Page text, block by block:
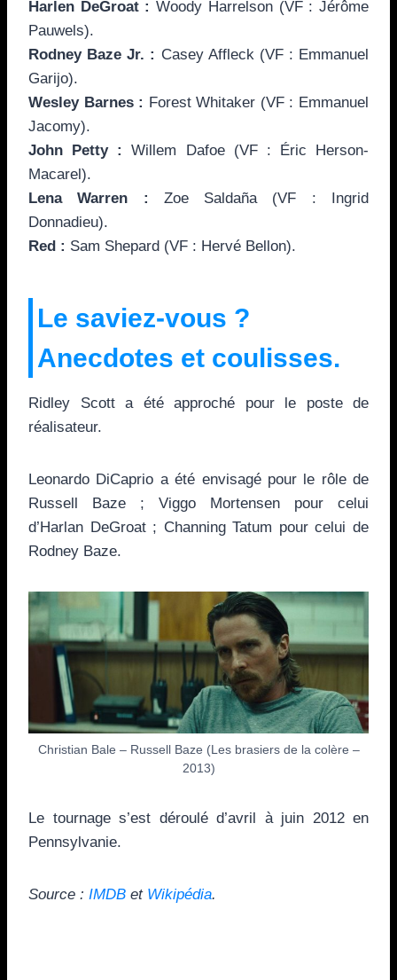
Harlen DeGroat : Woody Harrelson (VF : Jérôme
Pauwels).
Rodney Baze Jr. : Casey Affleck (VF : Emmanuel
Garijo).
Wesley Barnes : Forest Whitaker (VF : Emmanuel
Jacomy).
John Petty :
Willem Dafoe (VF : Éric Herson-
Macarel).
Lena Warren : Zoe Saldaña (VF : Ingrid
Donnadieu).
Red : Sam Shepard (VF : Hervé Bellon).
Le saviez-vous ?
Anecdotes et coulisses.
Ridley Scott a été approché pour le poste de
réalisateur.
Leonardo DiCaprio a été envisagé pour le rôle de
Russell Baze ; Viggo Mortensen pour celui
d’Harlan DeGroat ; Channing Tatum pour celui de
Rodney Baze.
Christian Bale – Russell Baze (Les brasiers de la colère –
2013)
Le tournage s’est déroulé d’avril à juin 2012 en
Pennsylvanie.
Source : IMDB et Wikipédia.